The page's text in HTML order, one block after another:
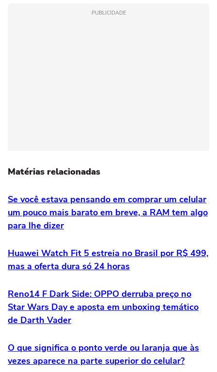
PUBLICIDADE
Matérias relacionadas
Se você estava pensando em comprar um celular
um pouco mais barato em breve, a RAM tem algo
para lhe dizer
Huawei Watch Fit 5 estreia no Brasil por R$ 499,
mas a oferta dura só 24 horas
Reno14 F Dark Side: OPPO derruba preço no
Star Wars Day e aposta em unboxing temático
de Darth Vader
O que significa o ponto verde ou laranja que às
vezes aparece na parte superior do celular?